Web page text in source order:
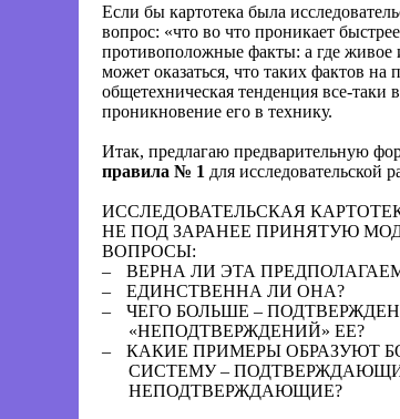
Если бы картотека была
вопрос: «что во что проникает
противоположные факты: а где живое
может оказаться, что таких фактов на
общетехническая тенденция все-таки
проникновение его в технику.
Итак, предлагаю предварительную
правила № 1 для исследовательской
ИССЛЕДОВАТЕЛЬСКАЯ
НЕ ПОД ЗАРАНЕЕ ПРИНЯТУЮ
ВОПРОСЫ:
–
ВЕРНА ЛИ ЭТА
–
ЕДИНСТВЕННА ЛИ ОНА?
–
ЧЕГО БОЛЬШЕ –
«НЕПОДТВЕРЖДЕНИЙ» ЕЕ?
–
КАКИЕ ПРИМЕРЫ ОБРАЗУЮТ
СИСТЕМУ –
НЕПОДТВЕРЖДАЮЩИЕ?